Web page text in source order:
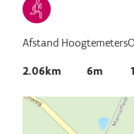
Afstand
2.06km
Hoogtemeters
6m